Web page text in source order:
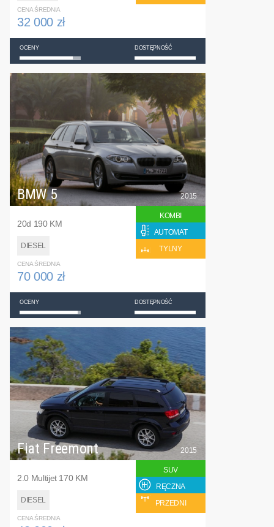
CENA ŚREDNIA
32 000 zł
OCENY DOSTĘPNOŚĆ
BMW 5
20d 190 KM
DIESEL
2015
KOMBI
AUTOMAT
TYLNY
CENA ŚREDNIA
70 000 zł
OCENY DOSTĘPNOŚĆ
Fiat Freemont
2.0 Multijet 170 KM
DIESEL
2015
SUV
RĘCZNA
PRZEDNI
CENA ŚREDNIA